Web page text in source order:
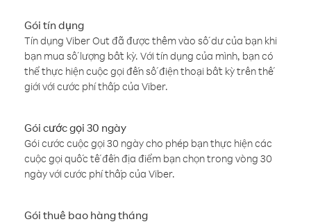
Gói tín dụng
Tín dụng Viber Out đã được thêm vào số dư của bạn khi
bạn mua số lượng bất kỳ. Với tín dụng của mình, bạn có
thể thực hiện cuộc gọi đến số điện thoại bất kỳ trên thế
giới với cước phí thấp của Viber.
Gói cước gọi 30 ngày
Gói cước cuộc gọi 30 ngày cho phép bạn thực hiện các
cuộc gọi quốc tế đến địa điểm bạn chọn trong vòng 30
ngày với cước phí thấp của Viber.
Gói thuê bao hàng tháng